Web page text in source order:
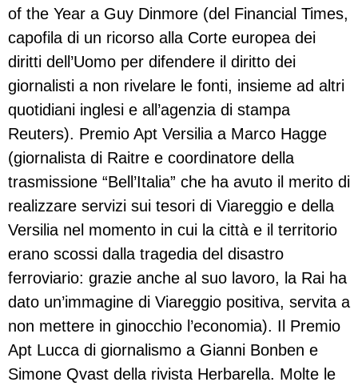
of the Year a Guy Dinmore (del Financial Times,
capofila di un ricorso alla Corte europea dei
diritti dell’Uomo per difendere il diritto dei
giornalisti a non rivelare le fonti, insieme ad altri
quotidiani inglesi e all’agenzia di stampa
Reuters). Premio Apt Versilia a Marco Hagge
(giornalista di Raitre e coordinatore della
trasmissione “Bell’Italia” che ha avuto il merito di
realizzare servizi sui tesori di Viareggio e della
Versilia nel momento in cui la città e il territorio
erano scossi dalla tragedia del disastro
ferroviario: grazie anche al suo lavoro, la Rai ha
dato un’immagine di Viareggio positiva, servita a
non mettere in ginocchio l’economia). Il Premio
Apt Lucca di giornalismo a Gianni Bonben e
Simone Qvast della rivista Herbarella. Molte le